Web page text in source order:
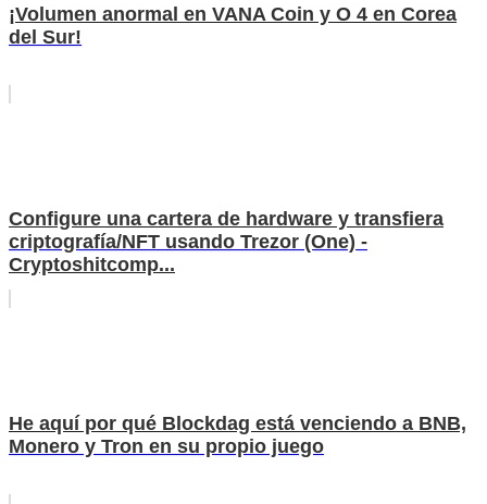
¡Volumen anormal en VANA Coin y O 4 en Corea
del Sur!
Configure una cartera de hardware y transfiera
criptografía/NFT usando Trezor (One) -
Cryptoshitcomp...
He aquí por qué Blockdag está venciendo a BNB,
Monero y Tron en su propio juego